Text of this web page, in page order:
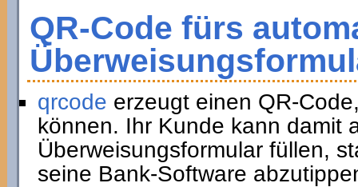
QR-Code fürs
qrcode erzeugt einen QR-
können. Ihr Kunde kann damit
Überweisungsformular füllen,
seine Bank-Software